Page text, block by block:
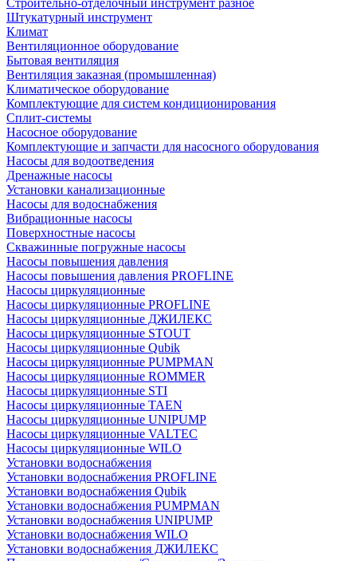
Строительно-отделочный инструмент разное
Штукатурный инструмент
Климат
Вентиляционное оборудование
Бытовая вентиляция
Вентиляция заказная (промышленная)
Климатическое оборудование
Комплектующие для систем кондиционирования
Сплит-системы
Насосное оборудование
Комплектующие и запчасти для насосного оборудования
Насосы для водоотведения
Дренажные насосы
Установки канализационные
Насосы для водоснабжения
Вибрационные насосы
Поверхностные насосы
Скважинные погружные насосы
Насосы повышения давления
Насосы повышения давления PROFLINE
Насосы циркуляционные
Насосы циркуляционные PROFLINE
Насосы циркуляционные ДЖИЛЕКС
Насосы циркуляционные STOUT
Насосы циркуляционные Qubik
Насосы циркуляционные PUMPMAN
Насосы циркуляционные ROMMER
Насосы циркуляционные STI
Насосы циркуляционные TAEN
Насосы циркуляционные UNIPUMP
Насосы циркуляционные VALTEC
Насосы циркуляционные WILO
Установки водоснабжения
Установки водоснабжения PROFLINE
Установки водоснабжения Qubik
Установки водоснабжения PUMPMAN
Установки водоснабжения UNIPUMP
Установки водоснабжения WILO
Установки водоснабжения ДЖИЛЕКС